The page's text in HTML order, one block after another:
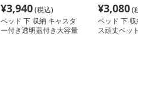
¥3,940(税込)
ベッド 下 収納 キャスタ
ー付き透明蓋付き大容量
¥3,080(税
ベッド 下 収納
ス頑丈ベッド